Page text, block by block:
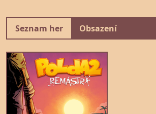
Seznam her Obsazení